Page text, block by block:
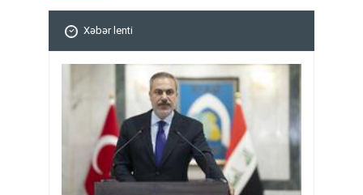
Xəbər lenti